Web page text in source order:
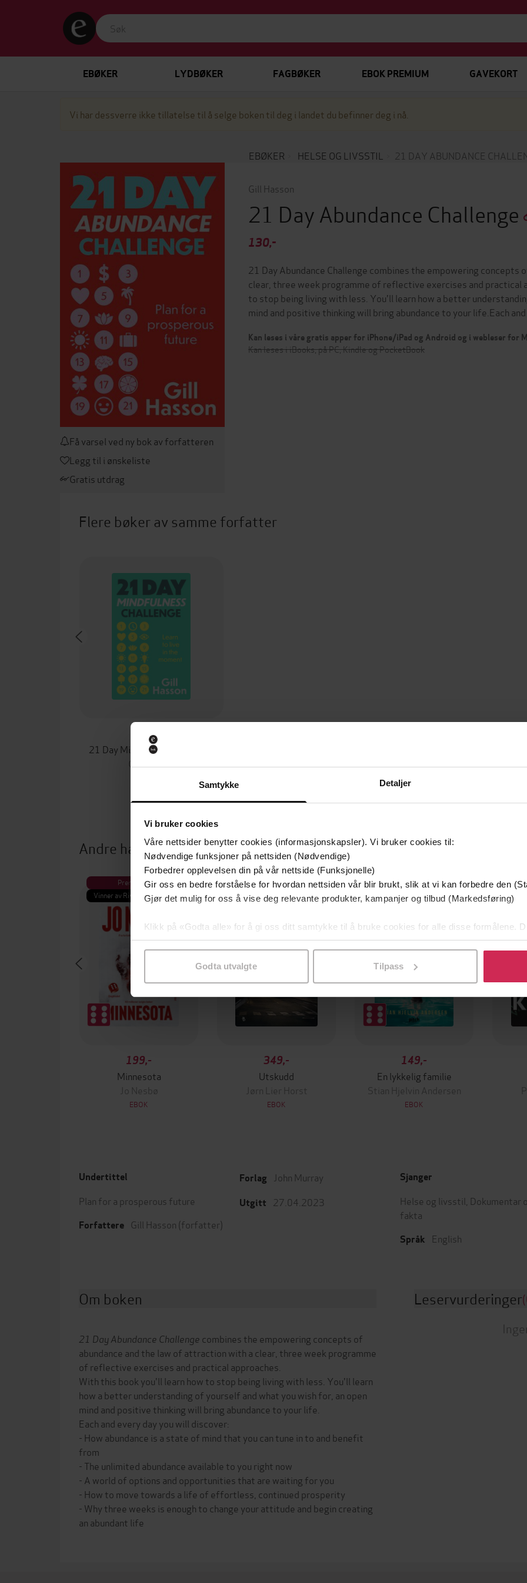
Samtykke Detaljer
Vi bruker cookies
Våre nettsider benytter cookies (informasjonskapsler). Vi bruker cookies til:
Nødvendige funksjoner på nettsiden (Nødvendige)
Forbedrer opplevelsen din på vår nettside (Funksjonelle)
Gir oss en bedre forståelse for hvordan nettsiden vår blir brukt, slik at vi kan forbedre den
Gjør det mulig for oss å vise deg relevante produkter, kampanjer og tilbud (Markedsføring)
Klikk på «Godta alle» for å gi oss ditt samtykke til å bruke cookies for alle disse formålene.
samtykke til spesifikke formål ved å klikke på «Tilpass». Du kan når som helst trekke
Godta utvalgte Tilpass
EBØKER LYDBØKER FAGBØKER EBOK PREMIUM GAVEKORT
Vi har dessverre ikke tillatelse til å selge boken til deg i landet du befinner deg i nå.
EBØKER HELSE OG LIVSSTIL 21 DAY ABUNDANCE
Få varsel ved ny bok av forfatteren
Legg til i ønskeliste
Gratis utdrag
Gill Hasson
21 Day Abundance Challenge
130,-
21 Day Abundance Challenge combines the empowering
clear, three week programme of reflective exercises and practical
to stop being living with less. You'll learn how a better
mind and positive thinking will bring abundance to your life.Each
Kan leses i våre gratis apper for iPhone/iPad og Android og i webleser for
Kan leses i iBooks, på PC, Kindle og PocketBook
Flere bøker av samme forfatter
130,-
21 Day Mindfulness Challenge
Andre har også kjøpt
Premium
Vinner av Rivertonprisen
199,-
Minnesota
Jo Nesbø
EBOK
Premium
Første gang på tilbud
349,-
Utskudd
Jørn Lier Horst
EBOK
Premium
149,-
En lykkelig familie
Stian Hjelvin Andersen
EBOK
Undertittel
Plan for a prosperous future
Forfattere Gill Hasson (forfatter)
Forlag John Murray
Utgitt 27.04.2023
Sjanger
Helse og livsstil
Dokumentar
fakta
Språk English
Om boken
21 Day Abundance Challenge combines the empowering concepts of
abundance and the law of attraction with a clear, three week programme
of reflective exercises and practical approaches.
With this book you'll learn how to stop being living with less. You'll learn
how a better understanding of yourself and what you wish for, an open
mind and positive thinking will bring abundance to your life.
Each and every day you will discover:
- How abundance is a state of mind that you can tune in to and benefit
from
- The unlimited abundance available to you right now
- A world of options and opportunities that are waiting for you
- How to move towards a life of effortless, continued prosperity
- Why three weeks is enough to change your attitude and begin creating
an abundant life
Leservurderinger